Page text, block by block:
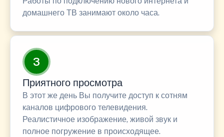
домашнего ТВ занимают около часа.
3
Приятного просмотра
В этот же день Вы получите доступ к сотням
каналов цифрового телевидения.
Реалистичное изображение, живой звук и
полное погружение в происходящее.